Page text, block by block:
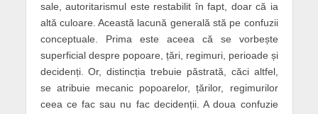
sale, autoritarismul este restabilit în fapt, doar că ia
altă culoare. Această lacună generală stă pe confuzii
conceptuale. Prima este aceea că se vorbește
superficial despre popoare, țări, regimuri, perioade și
decidenți. Or, distincția trebuie păstrată, căci altfel,
se atribuie mecanic popoarelor, țărilor, regimurilor
ceea ce fac sau nu fac decidenții. A doua confuzie